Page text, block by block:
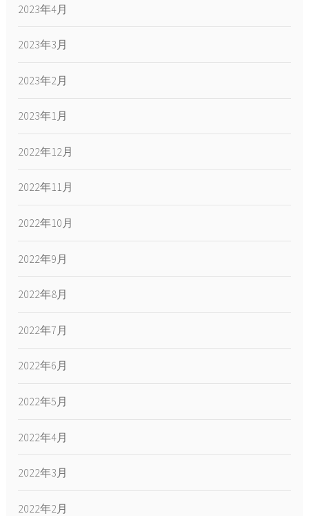
2023年4月
2023年3月
2023年2月
2023年1月
2022年12月
2022年11月
2022年10月
2022年9月
2022年8月
2022年7月
2022年6月
2022年5月
2022年4月
2022年3月
2022年2月